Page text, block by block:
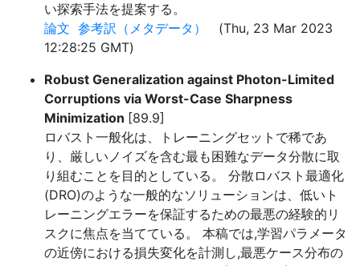
い探索手法を提案する。
論文 参考訳（メタデータ）
(Thu, 23 Mar 2023
12:28:25 GMT)
Robust Generalization against Photon-Limited
Corruptions via Worst-Case Sharpness
Minimization [89.9]
ロバスト一般化は、トレーニングセットで稀であ
り、厳しいノイズを含む最も困難なデータ分散に取
り組むことを目的としている。 分散ロバスト最適化
(DRO)のような一般的なソリューションは、低いト
レーニングエラーを保証するための最悪の経験的リ
スクに焦点を当てている。 本稿では,学習パラメータ
の近傍における損失変化を計測し,最悪ケース分布の